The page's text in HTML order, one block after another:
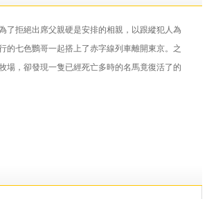
了拒絕出席父親硬是安排的相親，以跟縱犯人為
的七色鸚哥一起搭上了赤字線列車離開東京。之
場，卻發現一隻已經死亡多時的名馬竟復活了的